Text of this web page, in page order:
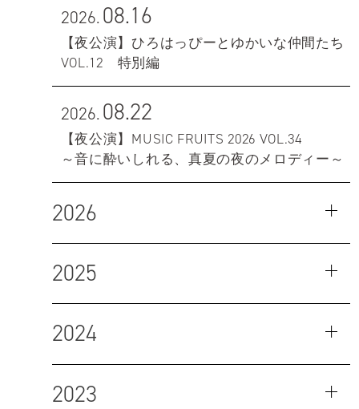
2026.08.16
【夜公演】ひろはっぴーとゆかいな仲間たち
VOL.12 特別編
2026.08.22
【夜公演】MUSIC FRUITS 2026 VOL.34
～音に酔いしれる、真夏の夜のメロディー～
2026
2025
2024
2023